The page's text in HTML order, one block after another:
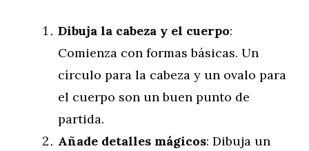
Dibuja la cabeza y el cuerpo:
Comienza con formas básicas. Un
círculo para la cabeza y un ovalo para
el cuerpo son un buen punto de
partida.
Añade detalles mágicos: Dibuja un